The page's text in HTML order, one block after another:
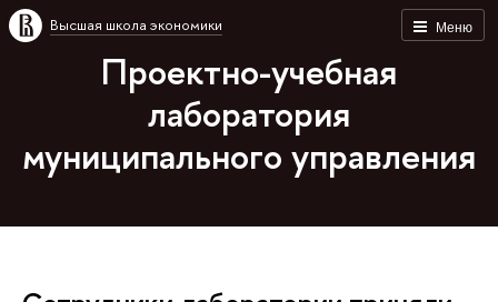
Меню
Высшая школа экономики
Проектно-учебная
лаборатория
муниципального управления